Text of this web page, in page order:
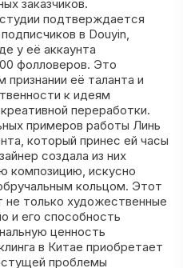
заказчиков.
подтверждается
в Douyin,
у её аккаунта
фолловеров. Это
её таланта и
к идеям
переработки.
примеров работы Линь
который принес ей часы
создала из них
композицию, искусно
кольцом. Этот
не только художественные
и его способность
ценность
в Китае приобретает
проблемы